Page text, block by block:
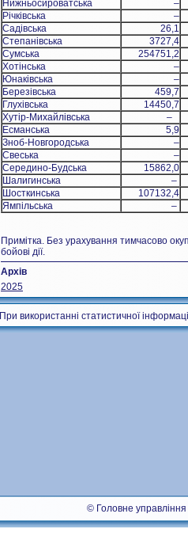
Нижньосироватська
–
Річківська
–
Садівська
26,1
Степанівська
3727,4
Сумська
254751,2
Хотінська
–
Юнаківська
–
Березівська
459,7
Глухівська
14450,7
Хутір-Михайлівська
–
Есманська
5,9
Зноб-Новгородська
–
Свеська
–
Середино-Будська
15862,0
Шалигинська
–
Шосткинська
107132,4
Ямпільська
–
Примітка. Без урахування тимчасово
бойові дії.
Архів
2025
При використанні статистичної
© Головне управління